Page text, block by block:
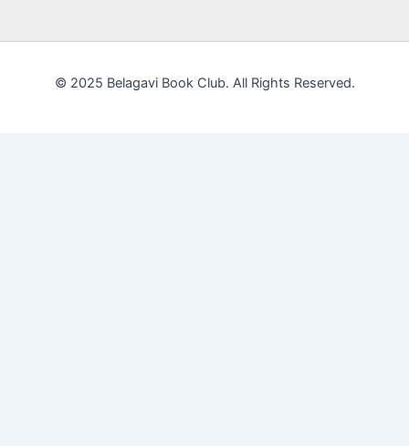
© 2025 Belagavi Book Club. All Rights Reserved.